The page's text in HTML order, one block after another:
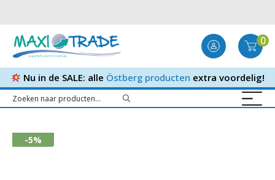
0
Nu in de SALE: alle Östberg producten extra voordelig!
-5%